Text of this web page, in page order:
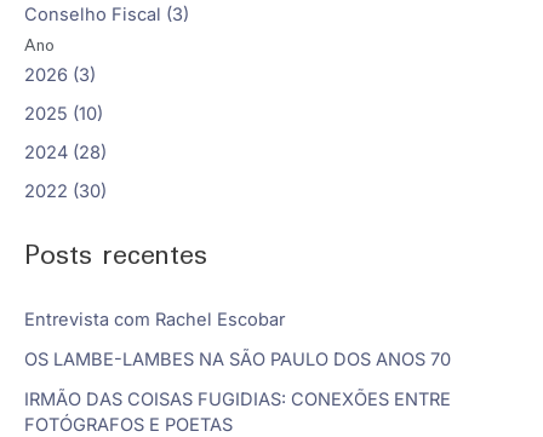
Conselho Fiscal (3)
Ano
2026 (3)
2025 (10)
2024 (28)
2022 (30)
Posts recentes
Entrevista com Rachel Escobar
OS LAMBE-LAMBES NA SÃO PAULO DOS ANOS 70
IRMÃO DAS COISAS FUGIDIAS: CONEXÕES ENTRE
FOTÓGRAFOS E POETAS